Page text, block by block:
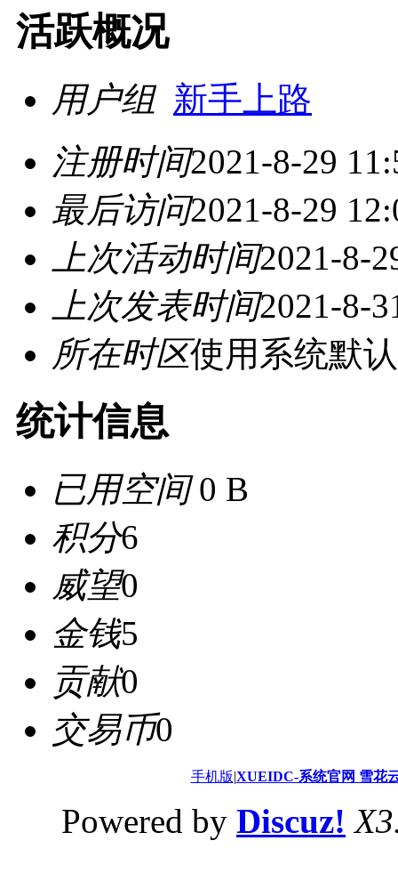
活跃概况
用户组 新手上路
注册时间2021-8-29
最后访问2021-8-29
上次活动时间2021-8-
上次发表时间2021-8-
所在时区使用系统默认
统计信息
已用空间0 B
积分6
威望0
金钱5
贡献0
交易币0
手机版|XUEIDC-系统官网 雪花
Powered by Discuz!